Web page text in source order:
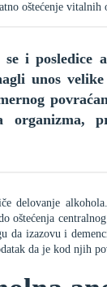
oštećenje vitalnih
i posledice
unos
organizma,
delovanje
oštećenja
da izazovu i
da je kod njih